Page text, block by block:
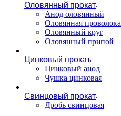
Оловянный прокат
Анод оловянный
Оловянная проволока
Оловянный круг
Оловянный припой
Цинковый прокат
Цинковый анод
Чушка цинковая
Свинцовый прокат
Дробь свинцовая